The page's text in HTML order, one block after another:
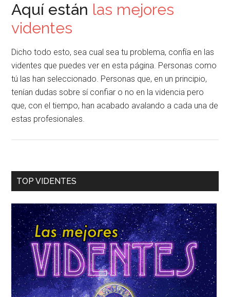
Aquí están las mejores
videntes
Dicho todo esto, sea cual sea tu problema, confía en las
videntes que puedes ver en esta página. Personas como
tú las han seleccionado. Personas que, en un principio,
tenían dudas sobre sí confiar o no en la videncia pero
que, con el tiempo, han acabado avalando a cada una de
estas profesionales.
TOP VIDENTES